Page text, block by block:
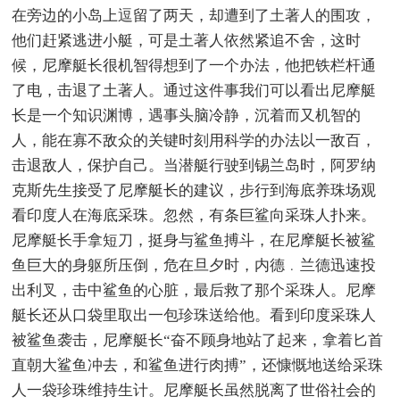
在旁边的小岛上逗留了两天，却遭到了土著人的围攻，
他们赶紧逃进小艇，可是土著人依然紧追不舍，这时
候，尼摩艇长很机智得想到了一个办法，他把铁栏杆通
了电，击退了土著人。通过这件事我们可以看出尼摩艇
长是一个知识渊博，遇事头脑冷静，沉着而又机智的
人，能在寡不敌众的关键时刻用科学的办法以一敌百，
击退敌人，保护自己。当潜艇行驶到锡兰岛时，阿罗纳
克斯先生接受了尼摩艇长的建议，步行到海底养珠场观
看印度人在海底采珠。忽然，有条巨鲨向采珠人扑来。
尼摩艇长手拿短刀，挺身与鲨鱼搏斗，在尼摩艇长被鲨
鱼巨大的身躯所压倒，危在旦夕时，内德﹒兰德迅速投
出利叉，击中鲨鱼的心脏，最后救了那个采珠人。尼摩
艇长还从口袋里取出一包珍珠送给他。看到印度采珠人
被鲨鱼袭击，尼摩艇长“奋不顾身地站了起来，拿着匕首
直朝大鲨鱼冲去，和鲨鱼进行肉搏”，还慷慨地送给采珠
人一袋珍珠维持生计。尼摩艇长虽然脱离了世俗社会的